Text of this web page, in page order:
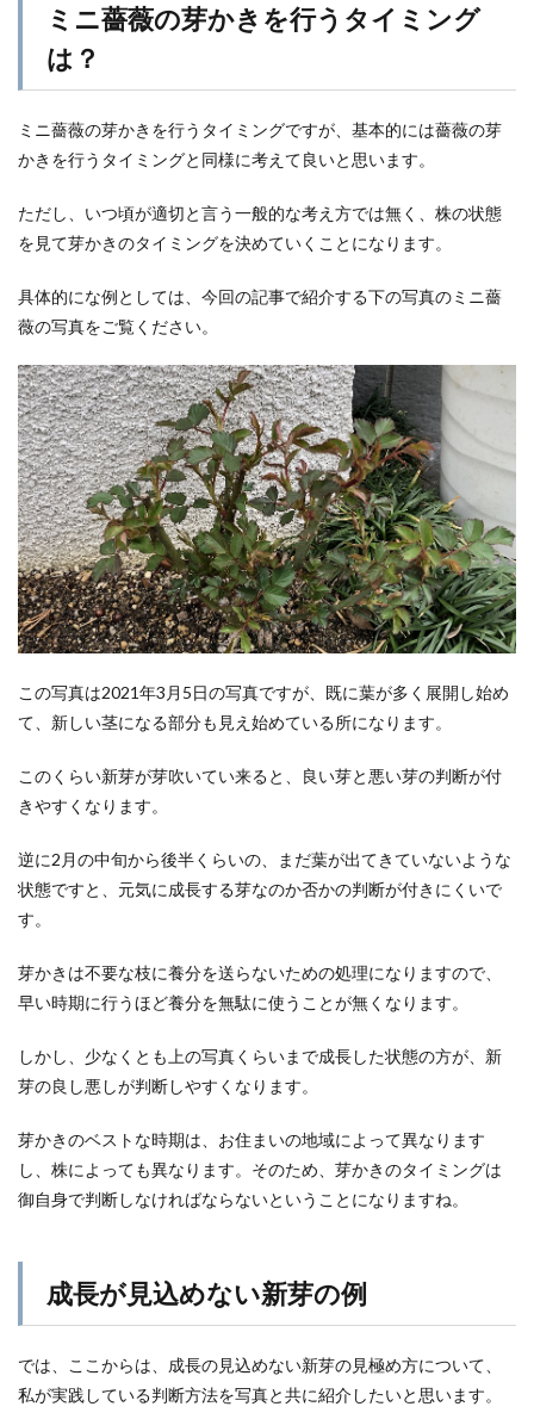
ミニ薔薇の芽かきを行うタイミング
は？
ミニ薔薇の芽かきを行うタイミングですが、基本的には薔薇の芽
かきを行うタイミングと同様に考えて良いと思います。
ただし、いつ頃が適切と言う一般的な考え方では無く、株の状態
を見て芽かきのタイミングを決めていくことになります。
具体的にな例としては、今回の記事で紹介する下の写真のミニ薔
薇の写真をご覧ください。
この写真は2021年3月5日の写真ですが、既に葉が多く展開し始め
て、新しい茎になる部分も見え始めている所になります。
このくらい新芽が芽吹いてい来ると、良い芽と悪い芽の判断が付
きやすくなります。
逆に2月の中旬から後半くらいの、まだ葉が出てきていないような
状態ですと、元気に成長する芽なのか否かの判断が付きにくいで
す。
芽かきは不要な枝に養分を送らないための処理になりますので、
早い時期に行うほど養分を無駄に使うことが無くなります。
しかし、少なくとも上の写真くらいまで成長した状態の方が、新
芽の良し悪しが判断しやすくなります。
芽かきのベストな時期は、お住まいの地域によって異なります
し、株によっても異なります。そのため、芽かきのタイミングは
御自身で判断しなければならないということになりますね。
成長が見込めない新芽の例
では、ここからは、成長の見込めない新芽の見極め方について、
私が実践している判断方法を写真と共に紹介したいと思います。